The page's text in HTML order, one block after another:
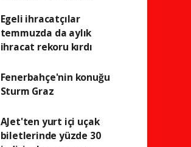
Egeli ihracatçılar
temmuzda da aylık
ihracat rekoru kırdı
Fenerbahçe'nin konuğu
Sturm Graz
AJet'ten yurt içi uçak
biletlerinde yüzde 30